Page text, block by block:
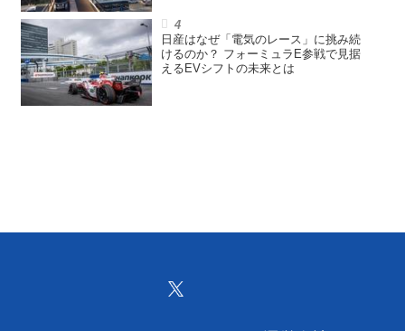
日産はなぜ「電気のレース」に挑み続
けるのか？ フォーミュラE参戦で見据
えるEVシフトの未来とは